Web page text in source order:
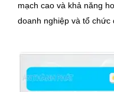
mạch cao và khả năng
doanh nghiệp và tổ chức
POE, tốc độ chuyển